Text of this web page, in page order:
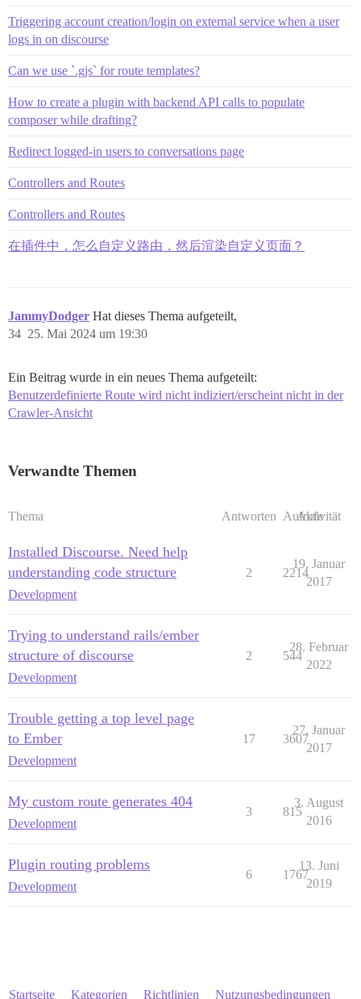
Triggering account creation/login on external service when a user
logs in on discourse
Can we use `.gjs` for route templates?
How to create a plugin with backend API calls to populate
composer while drafting?
Redirect logged-in users to conversations page
Controllers and Routes
Controllers and Routes
在插件中，怎么自定义路由，然后渲染自定义页面？
JammyDodger Hat dieses Thema aufgeteilt,
25. Mai 2024 um 19:30
34
Ein Beitrag wurde in ein neues Thema aufgeteilt:
Benutzerdefinierte Route wird nicht indiziert/erscheint nicht in der
Crawler-Ansicht
Verwandte Themen
Thema Antworten Aufrufe
Aktivität
Installed Discourse. Need help
understanding code structure
Development
2 2214
19. Januar
2017
Trying to understand rails/ember
structure of discourse
Development
2 544
28. Februar
2022
Trouble getting a top level page
to Ember
Development
17 3607
27. Januar
2017
My custom route generates 404
Development
3 815
3. August
2016
Plugin routing problems
Development
6 1767
13. Juni
2019
Startseite Kategorien Richtlinien Nutzungsbedingungen